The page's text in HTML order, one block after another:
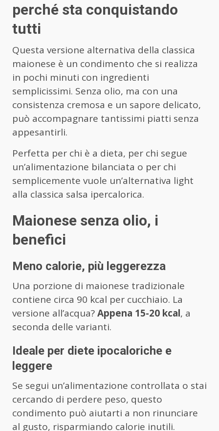
perché sta conquistando
tutti
Questa versione alternativa della classica
maionese è un condimento che si realizza
in pochi minuti con ingredienti
semplicissimi. Senza olio, ma con una
consistenza cremosa e un sapore delicato,
può accompagnare tantissimi piatti senza
appesantirli.
Perfetta per chi è a dieta, per chi segue
un’alimentazione bilanciata o per chi
semplicemente vuole un’alternativa light
alla classica salsa ipercalorica.
Maionese senza olio, i
benefici
Meno calorie, più leggerezza
Una porzione di maionese tradizionale
contiene circa 90 kcal per cucchiaio. La
versione all’acqua?Appena 15-20 kcal, a
seconda delle varianti.
Ideale per diete ipocaloriche e
leggere
Se segui un’alimentazione controllata o stai
cercando di perdere peso, questo
condimento può aiutarti a non rinunciare
al gusto, risparmiando calorie inutili.